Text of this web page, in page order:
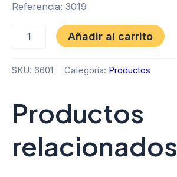
Referencia: 3019
Añadir al carrito
SKU: 6601 Categoría: Productos
Productos
relacionados